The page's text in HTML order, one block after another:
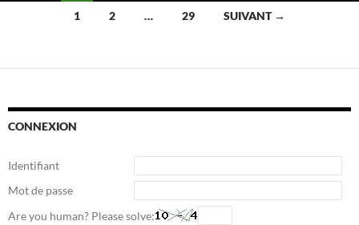
Navigation
articles
1 2 … 29 SUIVANT →
CONNEXION
Identifiant
Mot de passe
Are you human? Please solve: